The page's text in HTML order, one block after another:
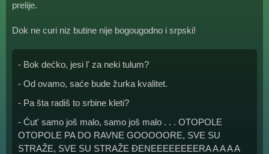
prelije.
Dok ne curi niz butine nije bogougodno i srpski!
- Bok dećko, jesi l' za neki tulum?
- Od ovamo, saće bude žurka kvalitet.
- Pa šta radiš to srbine kleti?
- Ćut' samo još malo, samo još malo . . . OTOPOLE
OTOPOLE PA DO RAVNE GOOOOORE, SVE SU
STRAŽE, SVE SU STRAŽE ĐENEEEEEEEERA A A A A